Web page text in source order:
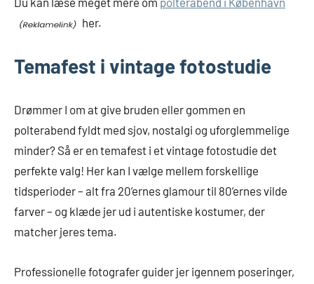
her.
Temafest i vintage fotostudie
Drømmer I om at give bruden eller gommen en
polterabend fyldt med sjov, nostalgi og uforglemmelige
minder? Så er en temafest i et vintage fotostudie det
perfekte valg! Her kan I vælge mellem forskellige
tidsperioder – alt fra 20’ernes glamour til 80’ernes vilde
farver – og klæde jer ud i autentiske kostumer, der
matcher jeres tema.
Professionelle fotografer guider jer igennem poseringer,